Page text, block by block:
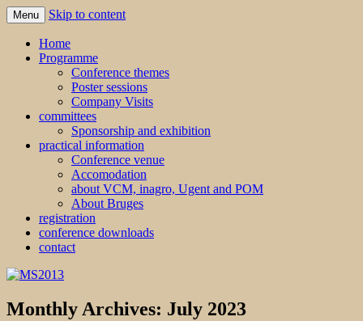
MS2013
Menu Skip to content
Home
Programme
Conference themes
Poster sessions
Company Visits
committees
Sponsorship and exhibition
practical information
Conference venue
Accomodation
about VCM, inagro, Ugent and POM
About Bruges
registration
conference downloads
contact
Monthly Archives: July 2023